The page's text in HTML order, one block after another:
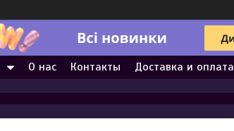
О нас Контакты Доставка и оплата